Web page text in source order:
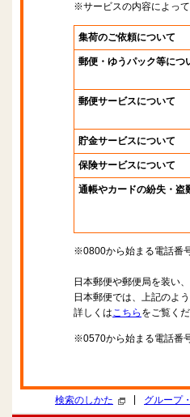
※サービスの内容によっ
集荷のご依頼について
郵便・ゆうパック等につ
郵便サービスについて
貯金サービスについて
保険サービスについて
通帳やカードの紛失・盗
※0800から始まる電話番
日本郵便や郵便局を装い
日本郵便では、上記のよ
詳しくはこちら をご覧くだ
※0570から始まる電話番
検索のしかた グループ